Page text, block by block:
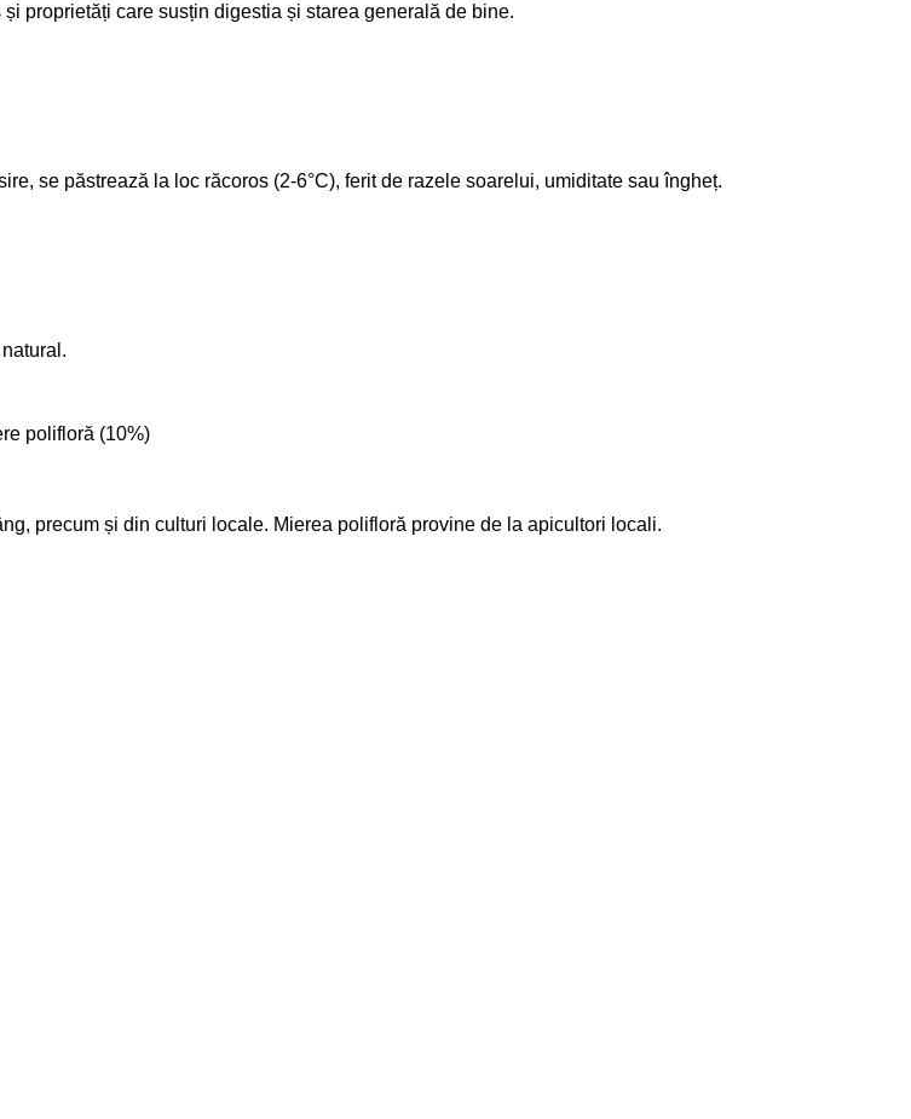
proprietăți care susțin digestia și starea generală de bine.
se păstrează la loc răcoros (2-6°C), ferit de razele soarelui, umiditate sau îngheț.
polifloră (10%)
precum și din culturi locale. Mierea polifloră provine de la apicultori locali.